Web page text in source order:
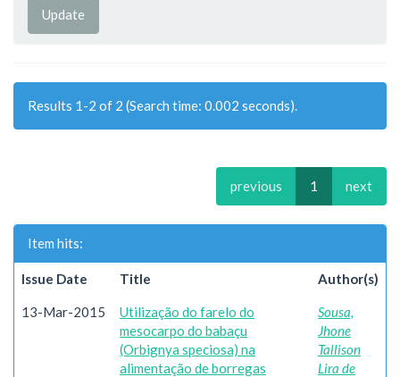
Results 1-2 of 2 (Search time: 0.002 seconds).
previous 1 next
Item hits:
Issue Date Title Author(s)
13-Mar-2015
Utilização do farelo do
mesocarpo do babaçu
(Orbignya speciosa) na
alimentação de borregas
Sousa,
Jhone
Tallison
Lira de